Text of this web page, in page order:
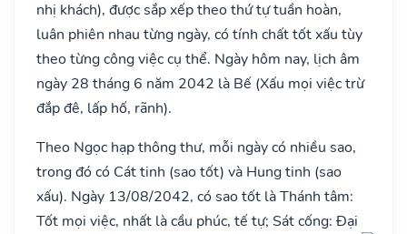
nhị khách), được sắp xếp theo thứ tự tuần hoàn,
luân phiên nhau từng ngày, có tính chất tốt xấu tùy
theo từng công việc cụ thể. Ngày hôm nay, lịch âm
ngày 28 tháng 6 năm 2042 là Bế (Xấu mọi việc trừ
đắp đê, lấp hố, rãnh).
Theo Ngọc hạp thông thư, mỗi ngày có nhiều sao,
trong đó có Cát tinh (sao tốt) và Hung tinh (sao
xấu). Ngày 13/08/2042, có sao tốt là Thánh tâm:
Tốt mọi việc, nhất là cầu phúc, tế tự; Sát cống: Đại